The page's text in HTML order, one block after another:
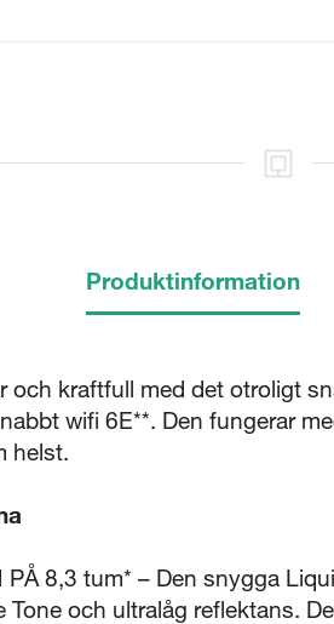
Produktinformation
och kraftfull med det otroligt
wifi 6E**. Den fungerar
helst.
PÅ 8,3 tum* – Den snygga
Tone och ultralåg reflektans.
5 sekunder